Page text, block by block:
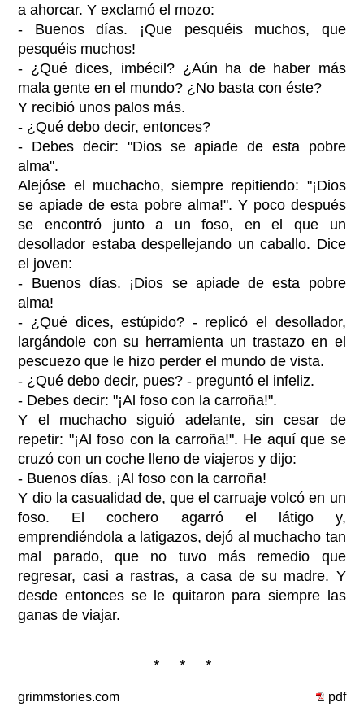
a ahorcar. Y exclamó el mozo:
- Buenos días. ¡Que pesquéis muchos, que
pesquéis muchos!
- ¿Qué dices, imbécil? ¿Aún ha de haber más
mala gente en el mundo? ¿No basta con éste?
Y recibió unos palos más.
- ¿Qué debo decir, entonces?
- Debes decir: "Dios se apiade de esta pobre
alma".
Alejóse el muchacho, siempre repitiendo: "¡Dios
se apiade de esta pobre alma!". Y poco después
se encontró junto a un foso, en el que un
desollador estaba despellejando un caballo. Dice
el joven:
- Buenos días. ¡Dios se apiade de esta pobre
alma!
- ¿Qué dices, estúpido? - replicó el desollador,
largándole con su herramienta un trastazo en el
pescuezo que le hizo perder el mundo de vista.
- ¿Qué debo decir, pues? - preguntó el infeliz.
- Debes decir: "¡Al foso con la carroña!".
Y el muchacho siguió adelante, sin cesar de
repetir: "¡Al foso con la carroña!". He aquí que se
cruzó con un coche lleno de viajeros y dijo:
- Buenos días. ¡Al foso con la carroña!
Y dio la casualidad de, que el carruaje volcó en un
foso. El cochero agarró el látigo y,
emprendiéndola a latigazos, dejó al muchacho tan
mal parado, que no tuvo más remedio que
regresar, casi a rastras, a casa de su madre. Y
desde entonces se le quitaron para siempre las
ganas de viajar.
* * *
grimmstories.com pdf